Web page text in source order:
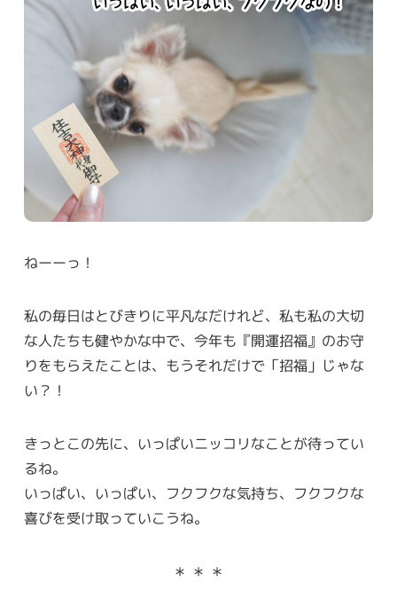
ねーーっ！
私の毎日はとびきりに平凡なだけれど、私も私の大切
な人たちも健やかな中で、今年も『開運招福』のお守
りをもらえたことは、もうそれだけで「招福」じゃな
い？！
きっとこの先に、いっぱいニッコリなことが待ってい
るね。
いっぱい、いっぱい、フクフクな気持ち、フクフクな
喜びを受け取っていこうね。
＊ ＊ ＊